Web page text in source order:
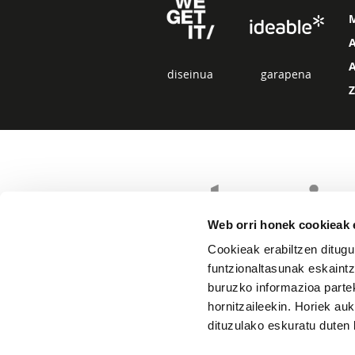
Web orri honek cookieak
Cookieak erabiltzen
funtzionaltasunak
buruzko informazioa
hornitzaileekin. Horiek
dituzulako eskuratu
diseinua garapena